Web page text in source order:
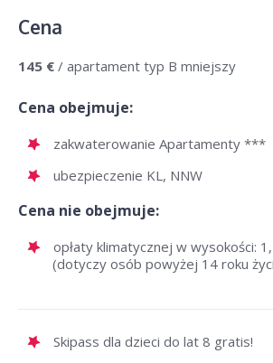
Cena
145 € / apartament typ B mniejszy
Cena obejmuje:
zakwaterowanie Apartamenty ***
ubezpieczenie KL, NNW
Cena nie obejmuje:
opłaty klimatycznej w wysokości:
(dotyczy osób powyżej 14 roku
Skipass dla dzieci do lat 8 gratis!